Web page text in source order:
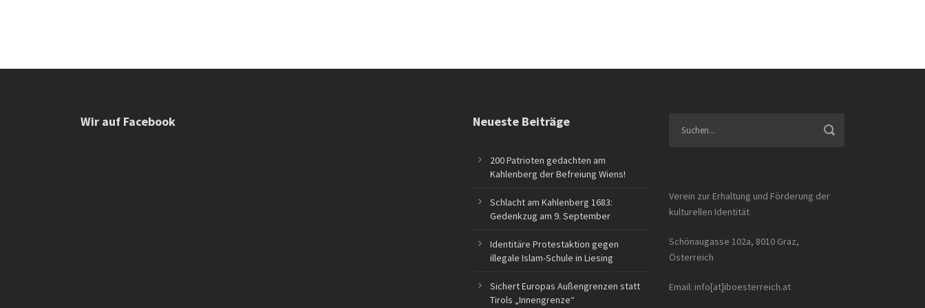
Wir auf Facebook Neueste Beiträge
200 Patrioten gedachten am
Kahlenberg der Befreiung Wiens!
Schlacht am Kahlenberg 1683:
Gedenkzug am 9. September
Identitäre Protestaktion gegen
illegale Islam-Schule in Liesing
Sichert Europas Außengrenzen statt
Tirols „Innengrenze“
Verein zur Erhaltung und Förderung der
kulturellen Identität
Schönaugasse 102a, 8010 Graz,
Österreich
Email: info[at]iboesterreich.at